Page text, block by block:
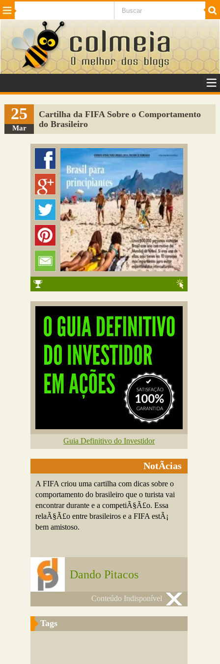
Beleza Cinema e TV
Internet Jogos NotÃ­cias SaÃºde
VeÃ­culos Adulto
Sugerir Link
Adicionar Blog
Colmeia Exchange
Perguntas Frequentes
25
Mar
Cartilha da FIFA Sobre o Comportamento
do Brasileiro
Guia Definitivo do Investidor
NotÃ­cias
A FIFA criou uma cartilha com dicas sobre o
comportamento do brasileiro que o turista vai
encontrar durante e a competiÃ§Ã£o. Essa
relaÃ§Ã£o entre brasileiros e a FIFA estÃ¡
bem amistoso.
Dando Pitacos
Conteúdo Indisponível
Tags